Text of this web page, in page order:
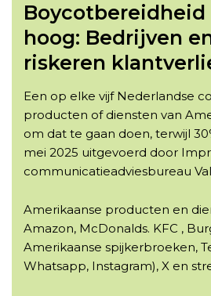
hoog: Bedrijven
riskeren
Een op elke vijf Nederlandse
producten of diensten van
om dat te gaan doen, terwijl
mei 2025 uitgevoerd door
communicatieadviesbureau
Amerikaanse producten en
Amazon, McDonalds. KFC ,
Amerikaanse spijkerbroeken,
Whatsapp, Instagram), X en